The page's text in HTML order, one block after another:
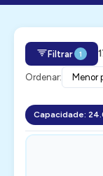
Filtrar 1
Ordenar:
Capacidade: